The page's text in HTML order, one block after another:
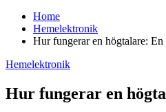
Home
Hemelektronik
Hur fungerar en högtalare:
Hemelektronik
Hur fungerar en